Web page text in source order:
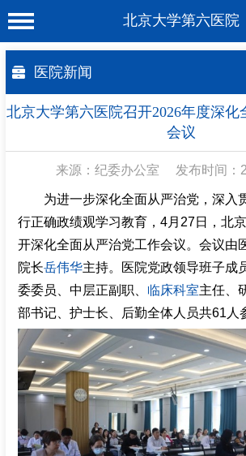
北京大学第六医院
医院概况
工作动态
专家介绍
就诊服务
科学研究
教育培训
合作支援
招聘专栏
医院新闻
北京大学第六医院召开2026年度深化
会议
来源：纪委办公室 发布时间：
为进一步深化全面从严治党，深入
行正确政绩观学习教育，4月27日，北
开深化全面从严治党工作会议。会议由
院长岳伟华主持。医院党政领导班子成
委委员、中层正副职、 临床科室主任、
部书记、护士长、后勤全体人员共61人